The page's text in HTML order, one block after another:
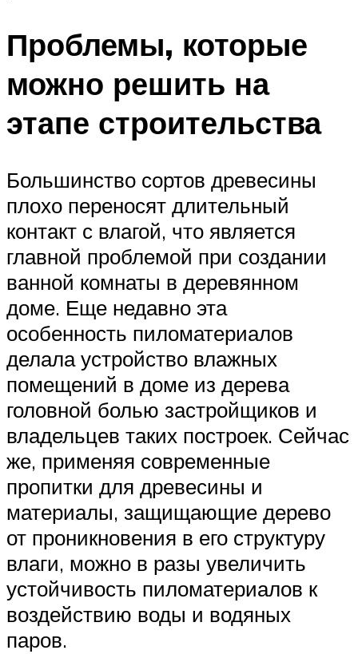
Проблемы, которые
можно решить на
этапе строительства
Большинство сортов древесины
плохо переносят длительный
контакт с влагой, что является
главной проблемой при создании
ванной комнаты в деревянном
доме. Еще недавно эта
особенность пиломатериалов
делала устройство влажных
помещений в доме из дерева
головной болью застройщиков и
владельцев таких построек. Сейчас
же, применяя современные
пропитки для древесины и
материалы, защищающие дерево
от проникновения в его структуру
влаги, можно в разы увеличить
устойчивость пиломатериалов к
воздействию воды и водяных
паров.